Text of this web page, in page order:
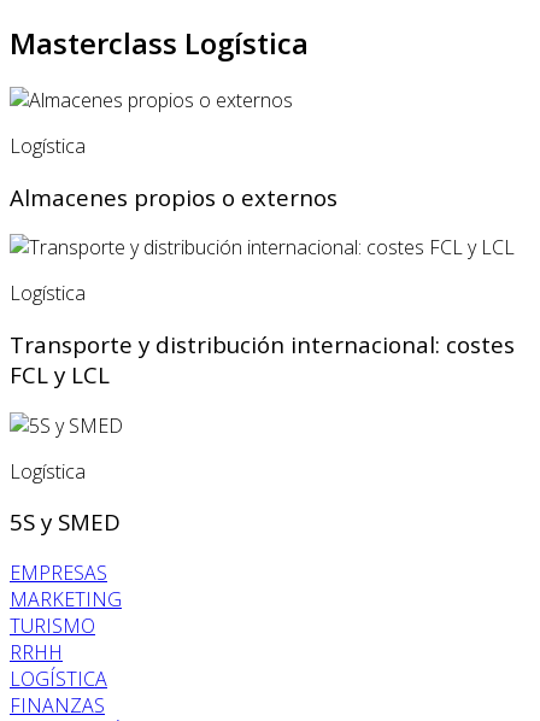
Masterclass Logística
Logística
Almacenes propios o externos
Logística
Transporte y distribución internacional: costes
FCL y LCL
Logística
5S y SMED
EMPRESAS
MARKETING
TURISMO
RRHH
LOGÍSTICA
FINANZAS